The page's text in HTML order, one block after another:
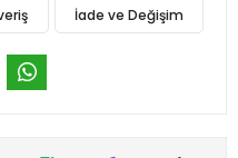
İade ve Değişim